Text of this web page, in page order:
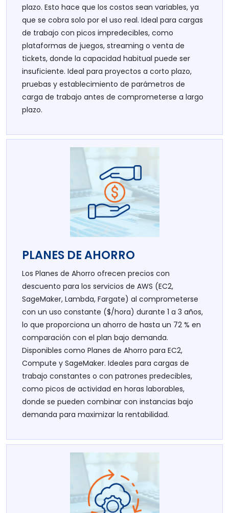
plazo. Esto hace que los costos sean variables, ya
que se cobra solo por el uso real. Ideal para cargas
de trabajo con picos impredecibles, como
plataformas de juegos, streaming o venta de
tickets, donde la capacidad habitual puede ser
insuficiente. Ideal para proyectos a corto plazo,
pruebas y establecimiento de parámetros de
carga de trabajo antes de comprometerse a largo
plazo.
PLANES DE AHORRO
Los Planes de Ahorro ofrecen precios con
descuento para los servicios de AWS (EC2,
SageMaker, Lambda, Fargate) al comprometerse
con un uso constante ($/hora) durante 1 a 3 años,
lo que proporciona un ahorro de hasta un 72 % en
comparación con el plan bajo demanda.
Disponibles como Planes de Ahorro para EC2,
Compute y SageMaker. Ideales para cargas de
trabajo constantes o con patrones predecibles,
como picos de actividad en horas laborables,
donde se pueden combinar con instancias bajo
demanda para maximizar la rentabilidad.